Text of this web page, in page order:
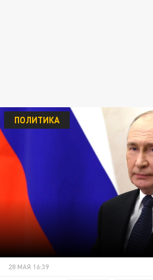
ПОЛИТИКА
28 МАЯ 16:39